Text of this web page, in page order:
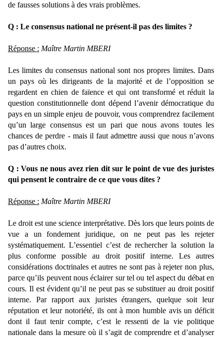
de fausses solutions à des vrais problèmes.
Q : Le consensus national ne présent-il pas des limites ?
Réponse : Maître Martin MBERI
Les limites du consensus national sont nos propres limites. Dans
un pays où les dirigeants de la majorité et de l’opposition se
regardent en chien de faïence et qui ont transformé et réduit la
question constitutionnelle dont dépend l’avenir démocratique du
pays en un simple enjeu de pouvoir, vous comprendrez facilement
qu’un large consensus est un pari que nous avons toutes les
chances de perdre - mais il faut admettre aussi que nous n’avons
pas d’autres choix.
Q : Vous ne nous avez rien dit sur le point de vue des juristes
qui pensent le contraire de ce que vous dites ?
Réponse : Maître Martin MBERI
Le droit est une science interprétative. Dès lors que leurs points de
vue a un fondement juridique, on ne peut pas les rejeter
systématiquement. L’essentiel c’est de rechercher la solution la
plus conforme possible au droit positif interne. Les autres
considérations doctrinales et autres ne sont pas à rejeter non plus,
parce qu’ils peuvent nous éclairer sur tel ou tel aspect du débat en
cours. Il est évident qu’il ne peut pas se substituer au droit positif
interne. Par rapport aux juristes étrangers, quelque soit leur
réputation et leur notoriété, ils ont à mon humble avis un déficit
dont il faut tenir compte, c’est le ressenti de la vie politique
nationale dans la mesure où il s’agit de comprendre et d’analyser